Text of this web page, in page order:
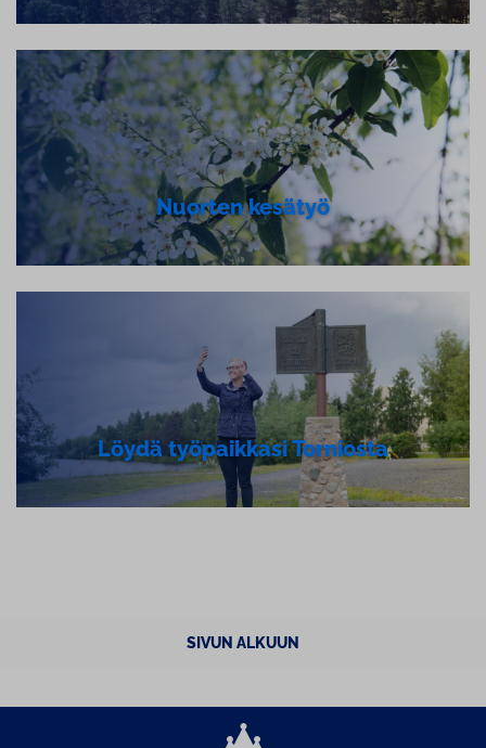
Nuorten kesätyö
Löydä työpaikkasi Torniosta
SIVUN ALKUUN